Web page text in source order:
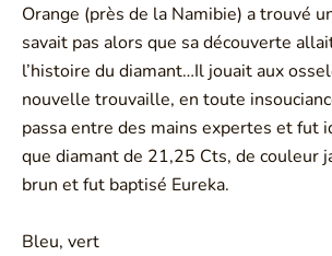
Orange (près de la Namibie) a trouvé
savait pas alors que sa découverte
l’histoire du diamant…Il jouait aux
nouvelle trouvaille, en toute
passa entre des mains expertes et fut
que diamant de 21,25 Cts, de couleur
brun et fut baptisé Eureka.
Bleu, vert